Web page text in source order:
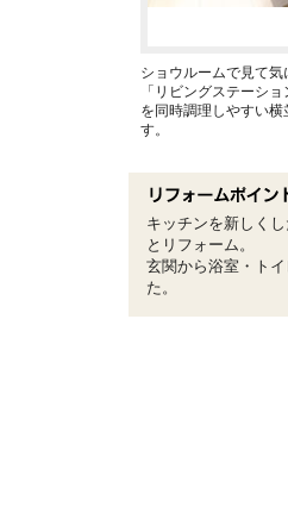
ショウルームで見て
「リビングステーシ
を同時調理しやすい
す。
キッチンを新しく
とリフォーム。
玄関から浴室・ト
た。